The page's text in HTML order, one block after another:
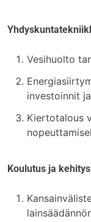
Vesihuolto
investoinnit
Kiertotalous
Koulutus ja